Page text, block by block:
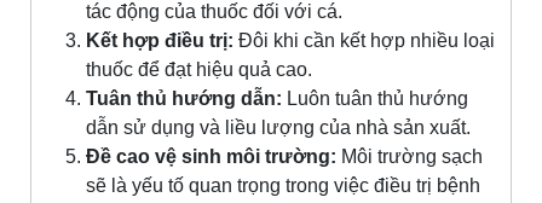
tác động của thuốc đối với cá.
Kết hợp điều trị: Đôi khi cần kết hợp nhiều loại
thuốc để đạt hiệu quả cao.
Tuân thủ hướng dẫn: Luôn tuân thủ hướng
dẫn sử dụng và liều lượng của nhà sản xuất.
Đề cao vệ sinh môi trường: Môi trường sạch
sẽ là yếu tố quan trọng trong việc điều trị bệnh